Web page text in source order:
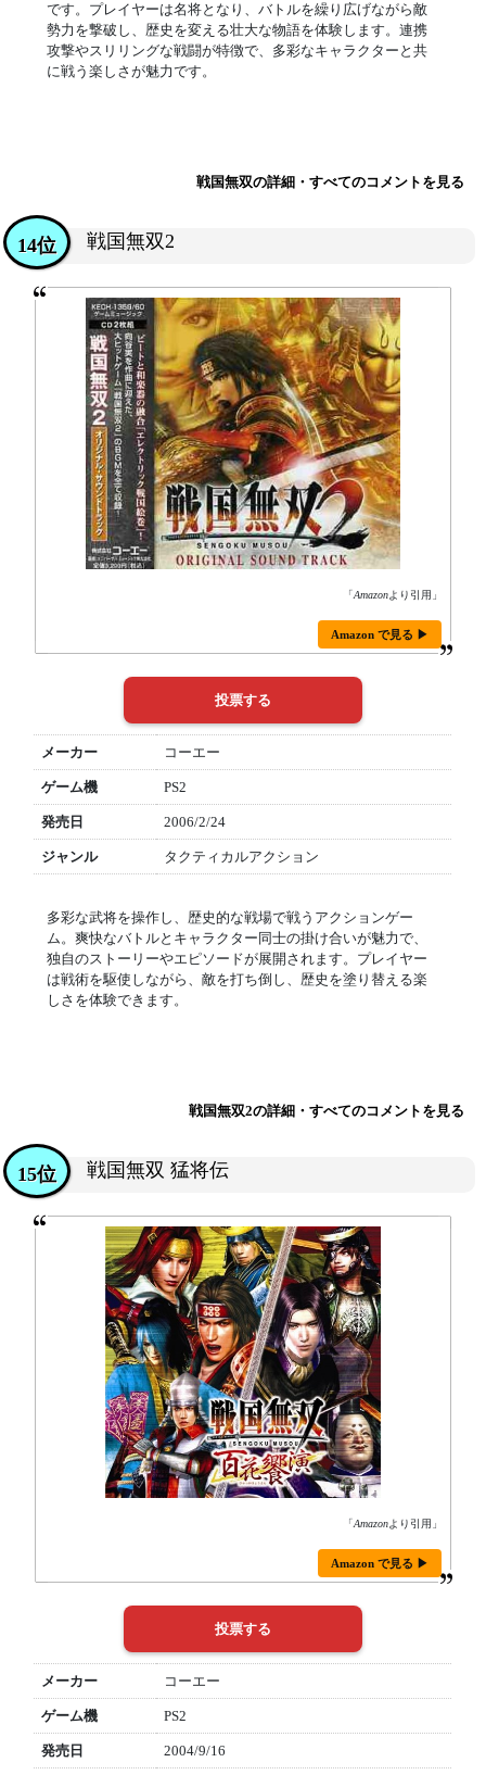
です。プレイヤーは名将となり、バトルを繰り広げながら敵
勢力を撃破し、歴史を変える壮大な物語を体験します。連携
攻撃やスリリングな戦闘が特徴で、多彩なキャラクターと共
に戦う楽しさが魅力です。
戦国無双の詳細・すべてのコメントを見る
戦国無双2
14位
「Amazonより引用」
Amazon で見る ▶
メーカー コーエー
ゲーム機 PS2
発売日 2006/2/24
ジャンル タクティカルアクション
多彩な武将を操作し、歴史的な戦場で戦うアクションゲー
ム。爽快なバトルとキャラクター同士の掛け合いが魅力で、
独自のストーリーやエピソードが展開されます。プレイヤー
は戦術を駆使しながら、敵を打ち倒し、歴史を塗り替える楽
しさを体験できます。
戦国無双2の詳細・すべてのコメントを見る
戦国無双 猛将伝
15位
「Amazonより引用」
Amazon で見る ▶
メーカー コーエー
ゲーム機 PS2
発売日 2004/9/16